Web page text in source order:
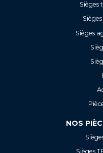
Sièges
Sièges
NOS
Sièges